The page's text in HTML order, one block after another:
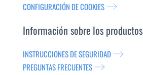
CONFIGURACIÓN DE COOKIES
Información sobre los productos
INSTRUCCIONES DE SEGURIDAD
PREGUNTAS FRECUENTES